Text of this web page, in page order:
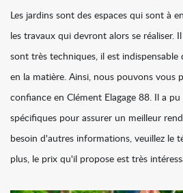
Les jardins sont des espaces qui sont à
les travaux qui devront alors se réaliser.
sont très techniques, il est indispensable
en la matière. Ainsi, nous pouvons vous
confiance en Clément Elagage 88. Il a
spécifiques pour assurer un meilleur
besoin d'autres informations, veuillez le
plus, le prix qu'il propose est très